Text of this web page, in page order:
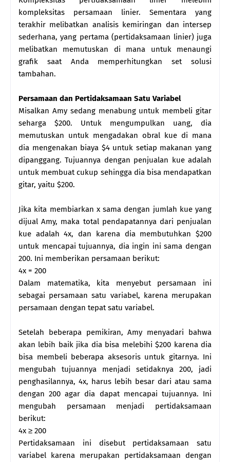
kompleksitas persamaan linier. Sementara yang
terakhir melibatkan analisis kemiringan dan intersep
sederhana, yang pertama (pertidaksamaan linier) juga
melibatkan memutuskan di mana untuk menaungi
grafik saat Anda memperhitungkan set solusi
tambahan.
Persamaan dan Pertidaksamaan Satu Variabel
Misalkan Amy sedang menabung untuk membeli gitar
seharga $200. Untuk mengumpulkan uang, dia
memutuskan untuk mengadakan obral kue di mana
dia mengenakan biaya $4 untuk setiap makanan yang
dipanggang. Tujuannya dengan penjualan kue adalah
untuk membuat cukup sehingga dia bisa mendapatkan
gitar, yaitu $200.
Jika kita membiarkan x sama dengan jumlah kue yang
dijual Amy, maka total pendapatannya dari penjualan
kue adalah 4x, dan karena dia membutuhkan $200
untuk mencapai tujuannya, dia ingin ini sama dengan
200. Ini memberikan persamaan berikut:
4x = 200
Dalam matematika, kita menyebut persamaan ini
sebagai persamaan satu variabel, karena merupakan
persamaan dengan tepat satu variabel.
Setelah beberapa pemikiran, Amy menyadari bahwa
akan lebih baik jika dia bisa melebihi $200 karena dia
bisa membeli beberapa aksesoris untuk gitarnya. Ini
mengubah tujuannya menjadi setidaknya 200, jadi
penghasilannya, 4x, harus lebih besar dari atau sama
dengan 200 agar dia dapat mencapai tujuannya. Ini
mengubah persamaan menjadi pertidaksamaan
berikut:
4x ≥ 200
Pertidaksamaan ini disebut pertidaksamaan satu
variabel karena merupakan pertidaksamaan dengan